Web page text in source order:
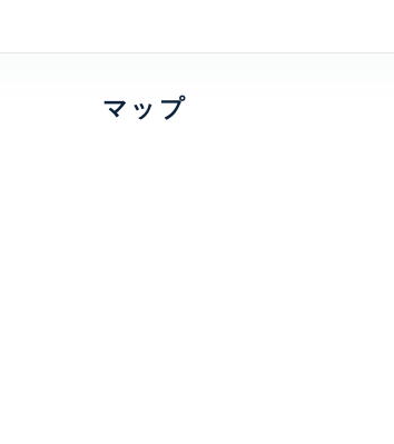
マップ